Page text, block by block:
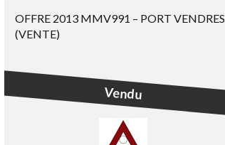
OFFRE 2013 MMV991 – PORT VENDRES
(VENTE)
Vendu